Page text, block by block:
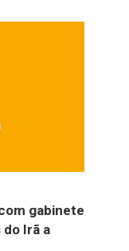
gabinete
Irã a